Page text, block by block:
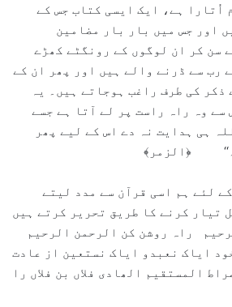
اُتارا ہے، ایک ایسی کتاب جس کے
اور جس میں بار بار مضامین
سن کر ان لوگوں کے رونگٹے کھڑے
رب سے ڈرنے والے ہیں اور پھر ان کے
کی طرف راغب ہوجاتے ہیں۔ یہ
سے وہ راہ راست پر لے آتا ہے جسے
ہی ہدایت نہ دے اس کے لیے پھر
۔‘‘ ﴿الزمر﴾
لئے ہم اسی قرآن سے مدد لیتے
تیار کرنے کا طریق تحریر کرتے ہیں
راہ روشن کن الرحمن الرحیم
ایاک نعبدو ایاک نستعین از عادت
المستقیم الھادی فلاں بن فلاں را